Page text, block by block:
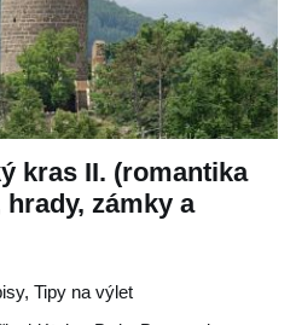
kras II. (romantika
zámky a
Tipy na výlet